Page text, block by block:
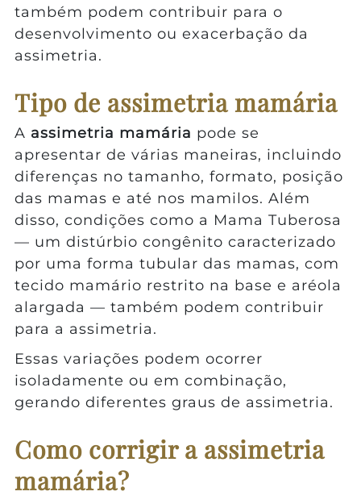
também podem contribuir para o
desenvolvimento ou exacerbação da
assimetria.
Tipo de assimetria mamária
A assimetria mamária pode se
apresentar de várias maneiras, incluindo
diferenças no tamanho, formato, posição
das mamas e até nos mamilos. Além
disso, condições como a Mama Tuberosa
— um distúrbio congênito caracterizado
por uma forma tubular das mamas, com
tecido mamário restrito na base e aréola
alargada — também podem contribuir
para a assimetria.
Essas variações podem ocorrer
isoladamente ou em combinação,
gerando diferentes graus de assimetria.
Como corrigir a assimetria
mamária?